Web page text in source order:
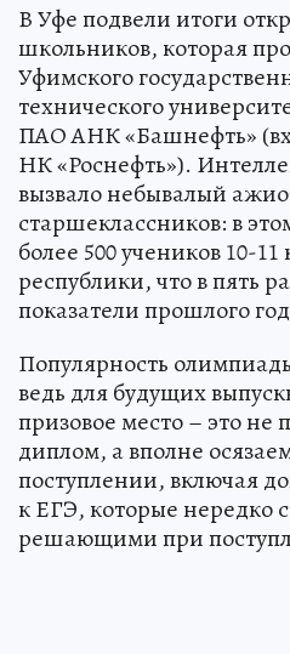
В Уфе подвели итоги
школьников, которая
Уфимского
технического
ПАО АНК «Башнефть»
НК «Роснефть»).
вызвало небывалый
старшеклассников: в
более 500 учеников 10-11
республики, что в пять
показатели прошлого
Популярность
ведь для будущих
призовое место – это
диплом, а вполне
поступлении, включая
к ЕГЭ, которые нередко
решающими при